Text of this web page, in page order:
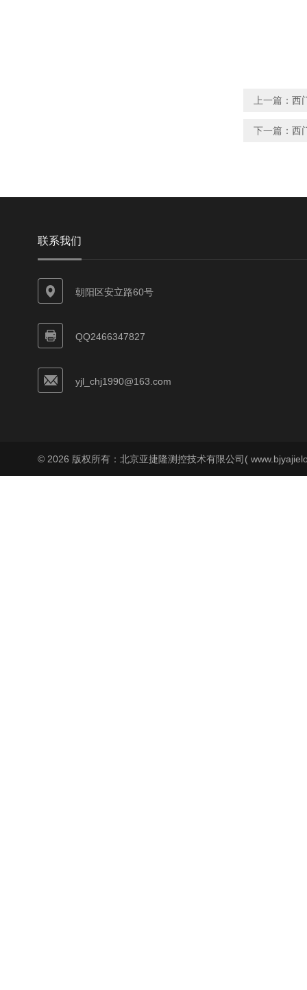
上一篇： 西
下一篇： 西
联系我们
朝阳区安立路60号
QQ2466347827
yjl_chj1990@163.com
© 2026 版权所有：北京亚捷隆测控技术有限公司(